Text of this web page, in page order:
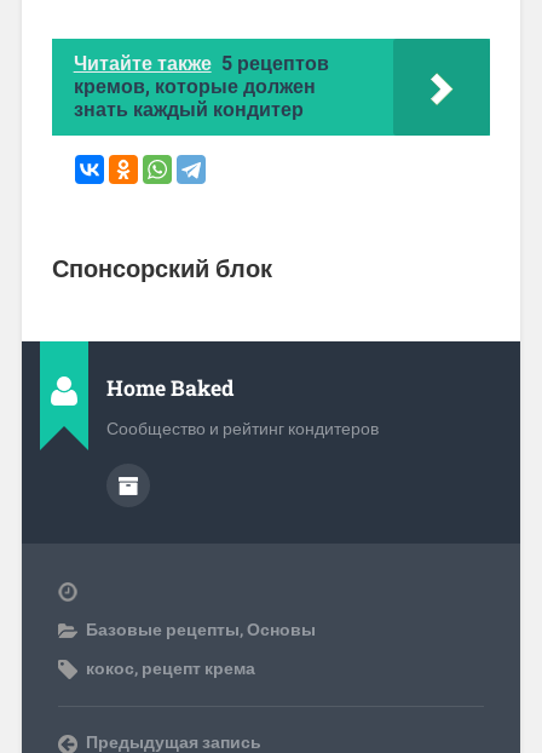
Читайте также 5 рецептов
кремов, которые должен
знать каждый кондитер
Спонсорский блок
Home Baked
Сообщество и рейтинг кондитеров
Базовые рецепты,Основы
кокос, рецепт крема
Предыдущая запись